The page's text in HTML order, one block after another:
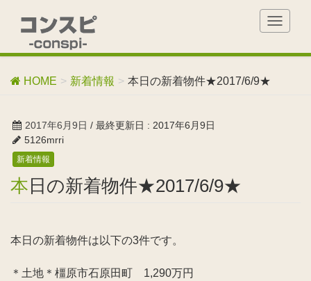
T
g
HOME 新着情報 本日の新着物件★2017/6/9★
2017年6月9日 / 最終更新日 : 2017年6月9日
5126mrri
新着情報
本日の新着物件★2017/6/9★
本日の新着物件は以下の3件です。
＊土地＊橿原市石原田町 1,290万円